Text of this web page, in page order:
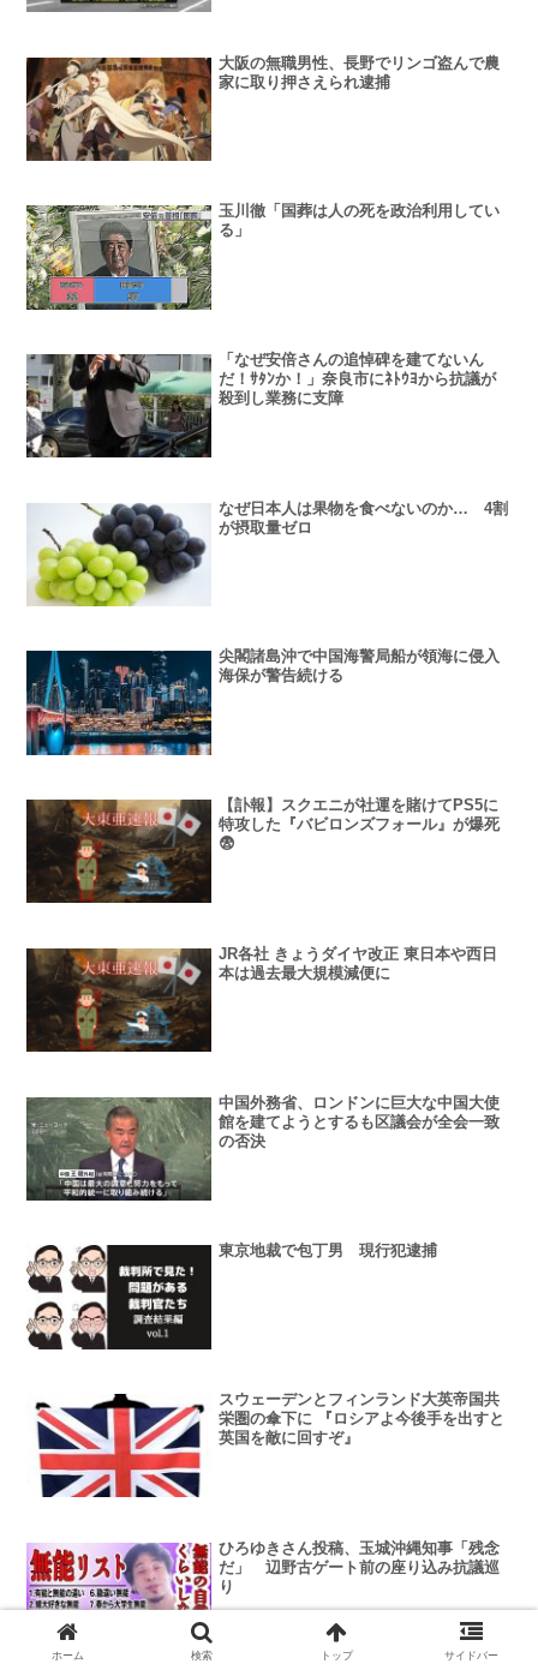
大阪の無職男性、長野でリンゴ盗んで農
家に取り押さえられ逮捕
玉川徹「国葬は人の死を政治利用してい
る」
「なぜ安倍さんの追悼碑を建てないん
だ！ｻﾀﾝか！」奈良市にﾈﾄｳﾖから抗議が
殺到し業務に支障
なぜ日本人は果物を食べないのか… 4割
が摂取量ゼロ
尖閣諸島沖で中国海警局船が領海に侵入
海保が警告続ける
【訃報】スクエニが社運を賭けてPS5に
特攻した『バビロンズフォール』が爆死
😨
JR各社 きょうダイヤ改正 東日本や西日
本は過去最大規模減便に
中国外務省、ロンドンに巨大な中国大使
館を建てようとするも区議会が全会一致
の否決
東京地裁で包丁男 現行犯逮捕
スウェーデンとフィンランド大英帝国共
栄圏の傘下に 『ロシアよ今後手を出すと
英国を敵に回すぞ』
ひろゆきさん投稿、玉城沖縄知事「残念
だ」 辺野古ゲート前の座り込み抗議巡
り
ホーム 検索 トップ サイドバー